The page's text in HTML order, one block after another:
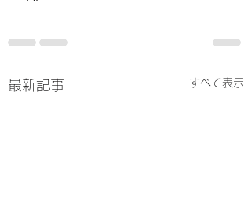
最新記事 すべて表示